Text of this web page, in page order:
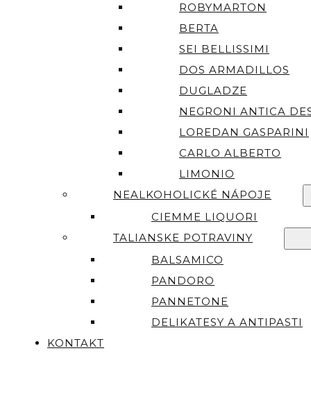
ROBYMARTON
BERTA
SEI BELLISSIMI
DOS ARMADILLOS
DUGLADZE
NEGRONI ANTICA
LOREDAN GASPARINI
CARLO ALBERTO
LIMONIO
NEALKOHOLICKÉ NÁPOJE
CIEMME LIQUORI
TALIANSKE POTRAVINY
BALSAMICO
PANDORO
PANNETONE
DELIKATESY A ANTIPASTI
KONTAKT